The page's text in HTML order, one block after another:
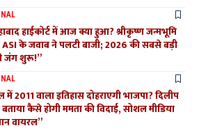
हाईकोर्ट में आज क्या हुआ? श्रीकृष्ण जन्मभूमि
के जवाब ने पलटी बाजी; 2026 की सबसे बड़ी
जंग शुरू!”
में 2011 वाला इतिहास दोहराएगी भाजपा? दिलीप
कैसे होगी ममता की विदाई, सोशल मीडिया
वायरल”